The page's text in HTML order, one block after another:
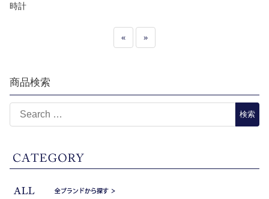
時計
« »
商品検索